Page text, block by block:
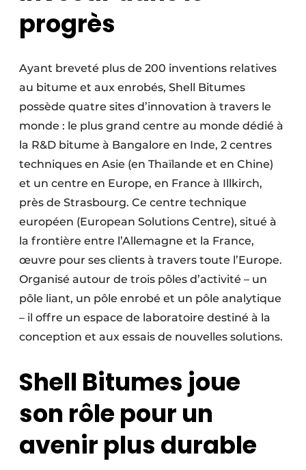
progrès
Ayant breveté plus de 200 inventions relatives
au bitume et aux enrobés, Shell Bitumes
possède quatre sites d’innovation à travers le
monde : le plus grand centre au monde dédié à
la R&D bitume à Bangalore en Inde, 2 centres
techniques en Asie (en Thaïlande et en Chine)
et un centre en Europe, en France à Illkirch,
près de Strasbourg. Ce centre technique
européen (European Solutions Centre), situé à
la frontière entre l’Allemagne et la France,
œuvre pour ses clients à travers toute l’Europe.
Organisé autour de trois pôles d’activité – un
pôle liant, un pôle enrobé et un pôle analytique
– il offre un espace de laboratoire destiné à la
conception et aux essais de nouvelles solutions.
Shell Bitumes joue
son rôle pour un
avenir plus durable